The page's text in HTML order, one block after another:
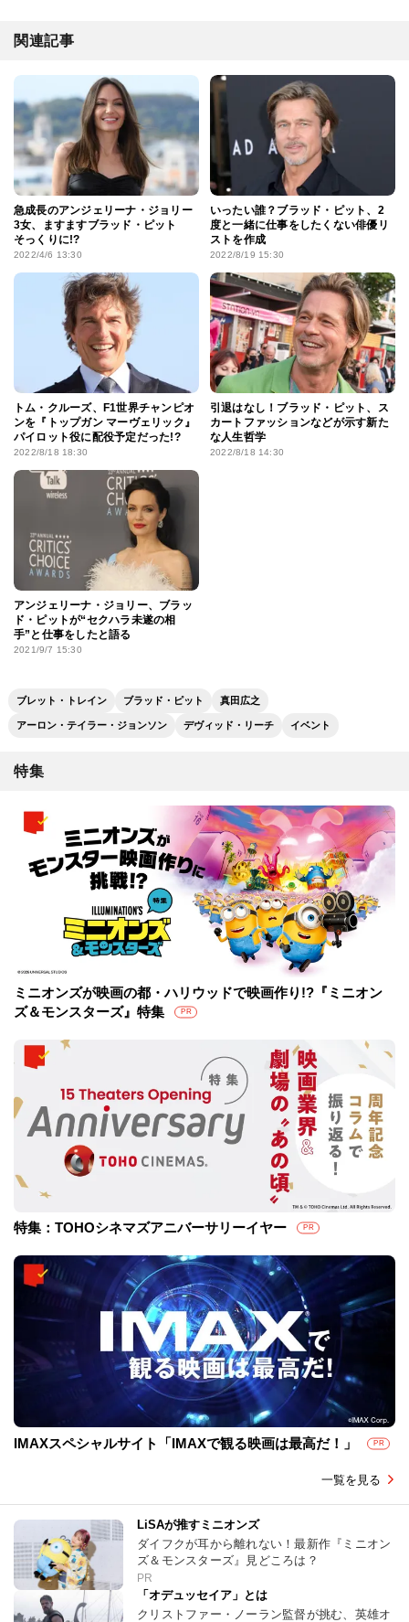
関連記事
急成長のアンジェリーナ・ジョリー
3女、ますますブラッド・ピット
そっくりに!?
2022/4/6 13:30
いったい誰？ブラッド・ピット、2
度と一緒に仕事をしたくない俳優リ
ストを作成
2022/8/19 15:30
トム・クルーズ、F1世界チャンピオ
ンを『トップガン マーヴェリック』
パイロット役に配役予定だった!?
2022/8/18 18:30
引退はなし！ブラッド・ピット、ス
カートファッションなどが示す新た
な人生哲学
2022/8/18 14:30
アンジェリーナ・ジョリー、ブラッ
ド・ピットが“セクハラ未遂の相
手”と仕事をしたと語る
2021/9/7 15:30
ブレット・トレイン ブラッド・ピット 真⽥広之
アーロン・テイラー・ジョンソン デヴィッド・リーチ イベント
特集
ミニオンズが映画の都・ハリウッドで映画作り!?『ミニオン
ズ＆モンスターズ』特集
PR
特集：TOHOシネマズアニバーサリーイヤー PR
IMAXスペシャルサイト「IMAXで観る映画は最高だ！」 PR
一覧を見る
LiSAが推すミニオンズ
ダイフクが耳から離れない！最新作『ミニオン
ズ＆モンスターズ』見どころは？
PR
「オデュッセイア」とは
クリストファー・ノーラン監督が挑む、英雄オ